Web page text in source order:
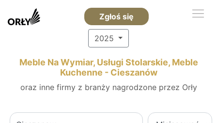
Zgłoś się
2025
Meble Na Wymiar, Usługi Stolarskie, Meble
Kuchenne - Cieszanów
oraz inne firmy z branży nagrodzone przez Orły